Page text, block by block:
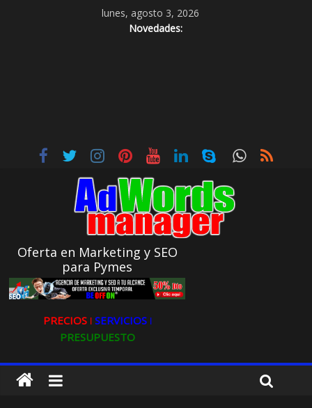
lunes, agosto 3, 2026
Novedades:
Oferta en Marketing y SEO
para Pymes
PRECIOS ǀ SERVICIOS ǀ
PRESUPUESTO